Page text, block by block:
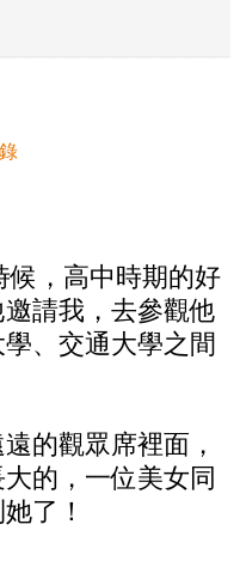
候，高中時期的好
請我，去參觀他
、交通大學之間
的觀眾席裡面，
的，一位美女同
了！